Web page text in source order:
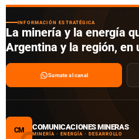
INFORMACIÓN ESTRATÉGICA
La minería y la energía
Argentina y la región, en
Sumate al canal
CM COMUNICACIONES MINERAS
MINERÍA · ENERGÍA · DESARROLLO